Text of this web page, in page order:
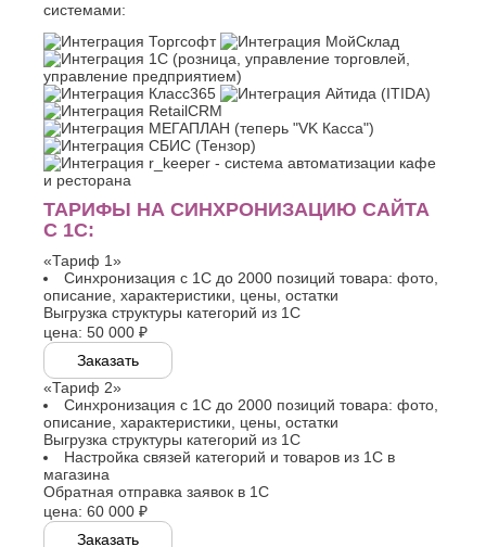
Елец
Ессентуки
Ж
Жуковский
З
Златоуст
Иваново
Й
Йошкар-
Ола
Казань
Калининград
Калуга
Каменск-
Уральский
Камышин
Каспийск
Кемерово
Салават
Санкт-
Петербург
Саранск
Сарапул
Саратов
Севастополь
Сергиев
Серпухов
Симферополь
Смоленск
Сочи
Ставрополь
Старый
Оскол
Стерлитамак
Судак
Сургут
Сызрань
Сыктывкар
Т
Таганрог
Тамбов
системами:
ТАРИФЫ НА СИНХРОНИЗАЦИЮ САЙТА
С 1С:
«Тариф 1»
Синхронизация с 1С до 2000 позиций товара: фото,
описание, характеристики, цены, остатки
Выгрузка структуры категорий из 1С
цена: 50 000 ₽
Заказать
«Тариф 2»
Синхронизация с 1С до 2000 позиций товара: фото,
описание, характеристики, цены, остатки
Выгрузка структуры категорий из 1С
Настройка связей категорий и товаров из 1С в
магазина
Обратная отправка заявок в 1С
цена: 60 000 ₽
Заказать